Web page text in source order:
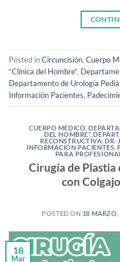
Posted inCircuncisión, Cuerpo
“Clínica del Hombre“,
Departamento de Urología
Información Pacientes,
CUERPO MÉDICO ,
DEL HOMBRE“,
RECONSTRUCTIVA ,DR.
INFORMACIÓN PACIENTES
PARA
Cirugía de
con
POSTED ON 18 MARZO,
18
Mar